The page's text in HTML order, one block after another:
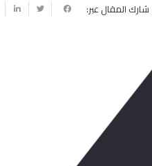
شارك المقال عبر: